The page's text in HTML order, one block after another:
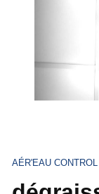
AÉR'EAU CONTROL